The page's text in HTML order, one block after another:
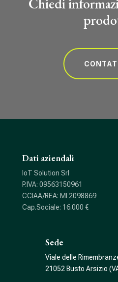
Dati aziendali
IoT Solution Srl
P.IVA: 09563150961
CCIAA/REA: MI 2098869
Cap.Sociale: 16.000 €
Sede
Viale delle
21052 Busto Arsizio